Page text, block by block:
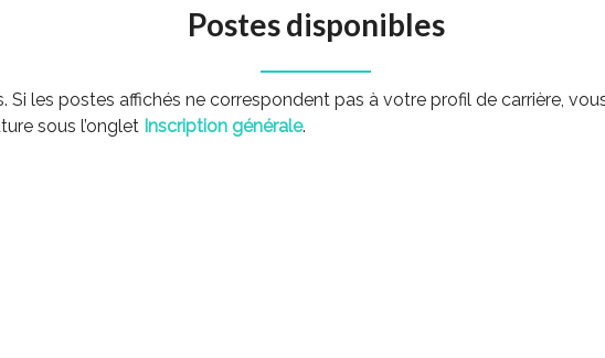
Postes disponibles
Si les postes affichés ne correspondent pas à votre profil de carrière,
sous l’onglet Inscription générale.